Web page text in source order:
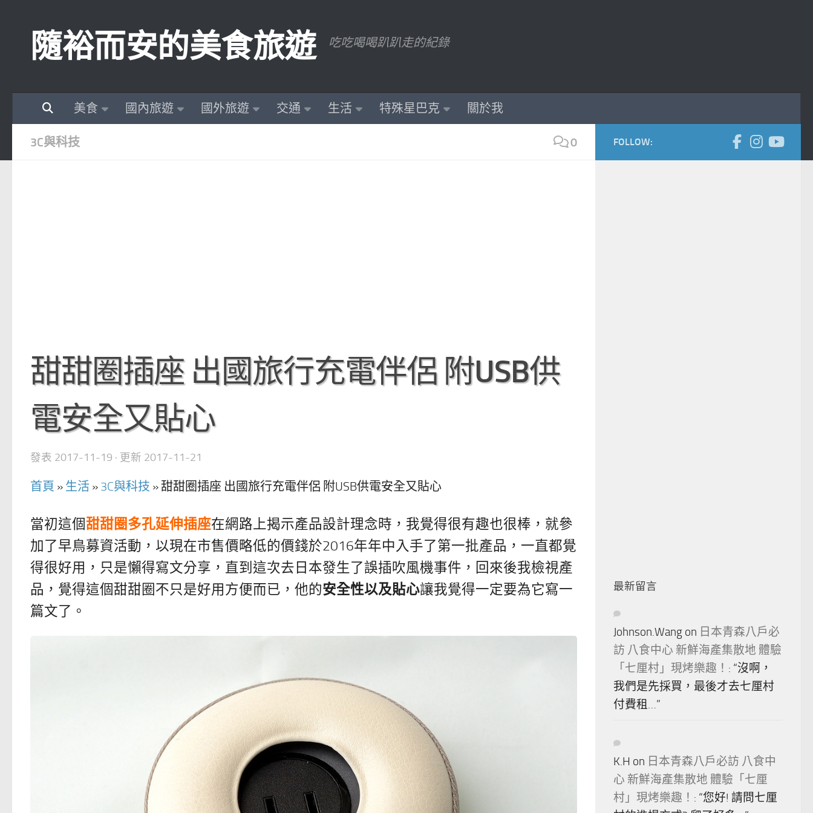
隨裕而安的美食旅遊 吃吃喝喝趴趴走的紀錄
美食 國內旅遊 國外旅遊 交通 生活 特殊星巴克 關於我
3C與科技 0
甜甜圈插座 出國旅行充電伴侶 附USB供
電安全又貼心
發表 2017-11-19 · 更新 2017-11-21
首頁 » 生活 » 3C與科技 »甜甜圈插座 出國旅行充電伴侶 附USB供電安全又貼心
當初這個甜甜圈多孔延伸插座在網路上揭示產品設計理念時，我覺得很有趣也很棒，就參
加了早鳥募資活動，以現在市售價略低的價錢於2016年年中入手了第一批產品，一直都覺
得很好用，只是懶得寫文分享，直到這次去日本發生了誤插吹風機事件，回來後我檢視產
品，覺得這個甜甜圈不只是好用方便而已，他的安全性以及貼心讓我覺得一定要為它寫一
篇文了。
FOLLOW:
最新留言
Johnson.Wang on 日本青森八戶必
訪 八食中心 新鮮海產集散地 體驗
「七厘村」現烤樂趣！ : “沒啊，
我們是先採買，最後才去七厘村
付費租…”
K.H on 日本青森八戶必訪 八食中
心 新鮮海產集散地 體驗「七厘
村」現烤樂趣！ : “您好! 請問七厘